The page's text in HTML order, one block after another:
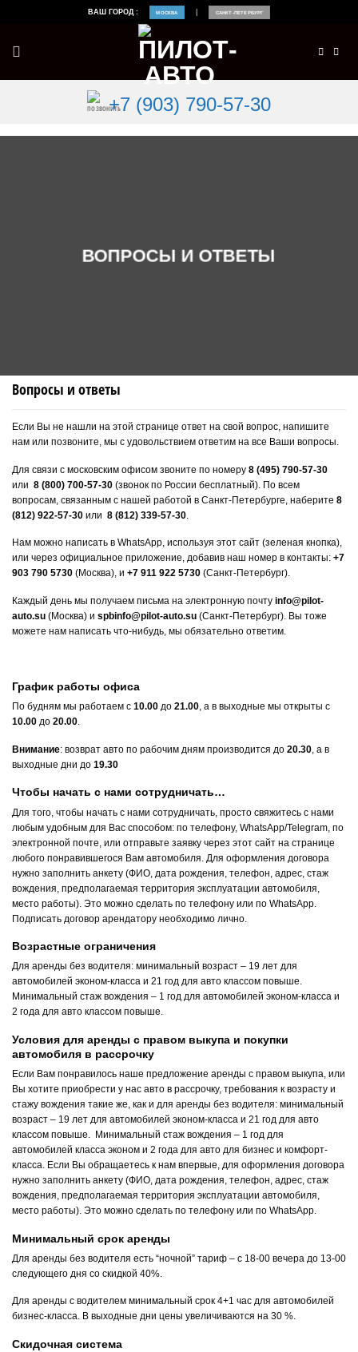
ВАШ ГОРОД : МОСКВА САНКТ-ПЕТЕРБУРГ
+7 (903) 790-57-30
ВОПРОСЫ И ОТВЕТЫ
Вопросы и ответы
Если Вы не нашли на этой странице ответ на свой вопрос, напишите
нам или позвоните, мы с удовольствием ответим на все Ваши вопросы.
Для связи с московским офисом звоните по номеру 8 (495) 790-57-30
или 8 (800) 700-57-30 (звонок по России бесплатный). По всем
вопросам, связанным с нашей работой в Санкт-Петербурге, наберите 8
(812) 922-57-30 или 8 (812) 339-57-30
Нам можно написать в WhatsApp, используя этот сайт (зеленая кнопка),
или через официальное приложение, добавив наш номер в контакты: +7
903 790 5730 (Москва), и +7 911 922 5730 (Санкт-Петербург).
Каждый день мы получаем письма на электронную почту info@pilot-
auto.su (Москва) и spbinfo@pilot-auto.su (Санкт-Петербург). Вы тоже
можете нам написать что-нибудь, мы обязательно ответим.
График работы офиса
По будням мы работаем с 10.00 до 21.00, а в выходные мы открыты с
10.00 до 20.00.
Внимание: возврат авто по рабочим дням производится до 20.30 , а в
выходные дни до 19.30
Чтобы начать с нами сотрудничать…
Для того, чтобы начать с нами сотрудничать, просто свяжитесь с нами
любым удобным для Вас способом: по телефону, WhatsApp/Telegram, по
электронной почте, или отправьте заявку через этот сайт на странице
любого понравившегося Вам автомобиля. Для оформления договора
нужно заполнить анкету (ФИО, дата рождения, телефон, адрес, стаж
вождения, предполагаемая территория эксплуатации автомобиля,
место работы). Это можно сделать по телефону или по WhatsApp.
Подписать договор арендатору необходимо лично.
Возрастные ограничения
Для аренды без водителя: минимальный возраст – 19 лет для
автомобилей эконом-класса и 21 год для авто классом повыше.
Минимальный стаж вождения – 1 год для автомобилей эконом-класса и
2 года для авто классом повыше.
Условия для аренды с правом выкупа и покупки
автомобиля в рассрочку
Если Вам понравилось наше предложение аренды с правом выкупа, или
Вы хотите приобрести у нас авто в рассрочку, требования к возрасту и
стажу вождения такие же, как и для аренды без водителя: минимальный
возраст – 19 лет для автомобилей эконом-класса и 21 год для авто
классом повыше. Минимальный стаж вождения – 1 год для
автомобилей класса эконом и 2 года для авто для бизнес и комфорт-
класса. Если Вы обращаетесь к нам впервые, для оформления договора
нужно заполнить анкету (ФИО, дата рождения, телефон, адрес, стаж
вождения, предполагаемая территория эксплуатации автомобиля,
место работы). Это можно сделать по телефону или по WhatsApp.
Минимальный срок аренды
Для аренды без водителя есть “ночной” тариф – с 18-00 вечера до 13-00
следующего дня со скидкой 40%.
Для аренды с водителем минимальный срок 4+1 час для автомобилей
бизнес-класса. В выходные дни цены увеличиваются на 30 %.
Скидочная система